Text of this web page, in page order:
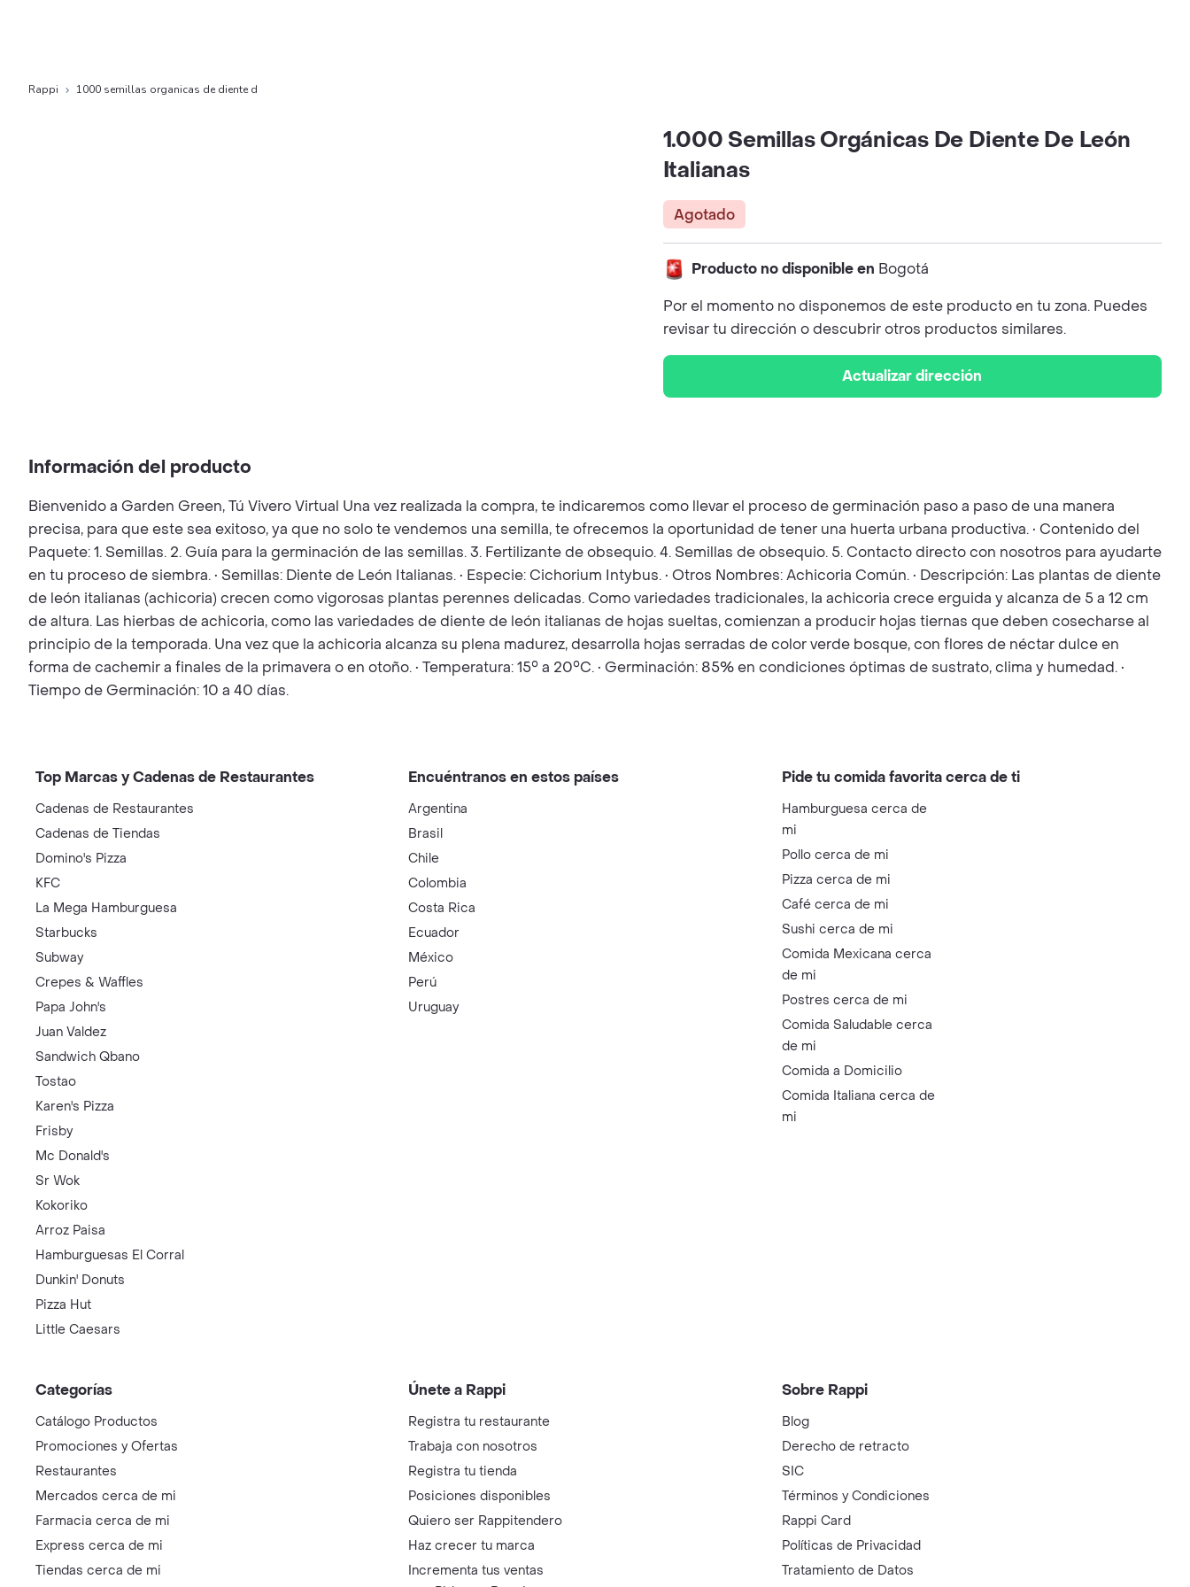
Rappi 1000 semillas organicas de diente d
1.000 Semillas Orgánicas De Diente De León
Italianas
Agotado
Producto no disponible en Bogotá
Por el momento no disponemos de este producto en tu zona. Puedes
revisar tu dirección o descubrir otros productos similares.
Actualizar dirección
Información del producto
Bienvenido a Garden Green, Tú Vivero Virtual Una vez realizada la compra, te indicaremos como llevar el proceso de germinación paso a paso de una manera
precisa, para que este sea exitoso, ya que no solo te vendemos una semilla, te ofrecemos la oportunidad de tener una huerta urbana productiva. • Contenido del
Paquete: 1. Semillas. 2. Guía para la germinación de las semillas. 3. Fertilizante de obsequio. 4. Semillas de obsequio. 5. Contacto directo con nosotros para ayudarte
en tu proceso de siembra. • Semillas: Diente de León Italianas. • Especie: Cichorium Intybus. • Otros Nombres: Achicoria Común. • Descripción: Las plantas de diente
de león italianas (achicoria) crecen como vigorosas plantas perennes delicadas. Como variedades tradicionales, la achicoria crece erguida y alcanza de 5 a 12 cm
de altura. Las hierbas de achicoria, como las variedades de diente de león italianas de hojas sueltas, comienzan a producir hojas tiernas que deben cosecharse al
principio de la temporada. Una vez que la achicoria alcanza su plena madurez, desarrolla hojas serradas de color verde bosque, con flores de néctar dulce en
forma de cachemir a finales de la primavera o en otoño. • Temperatura: 15° a 20°C. • Germinación: 85% en condiciones óptimas de sustrato, clima y humedad. •
Tiempo de Germinación: 10 a 40 días.
Top Marcas y Cadenas de Restaurantes
Cadenas de Restaurantes
Cadenas de Tiendas
Domino's Pizza
KFC
La Mega Hamburguesa
Starbucks
Subway
Crepes & Waffles
Papa John's
Juan Valdez
Sandwich Qbano
Tostao
Karen's Pizza
Frisby
Mc Donald's
Sr Wok
Kokoriko
Arroz Paisa
Hamburguesas El Corral
Dunkin' Donuts
Pizza Hut
Little Caesars
Encuéntranos en estos países
Argentina
Brasil
Chile
Colombia
Costa Rica
Ecuador
México
Perú
Uruguay
Pide tu comida favorita cerca de ti
Hamburguesa cerca de
mi
Pollo cerca de mi
Pizza cerca de mi
Café cerca de mi
Sushi cerca de mi
Comida Mexicana cerca
de mi
Postres cerca de mi
Comida Saludable cerca
de mi
Comida a Domicilio
Comida Italiana cerca de
mi
Categorías
Catálogo Productos
Promociones y Ofertas
Restaurantes
Mercados cerca de mi
Farmacia cerca de mi
Express cerca de mi
Tiendas cerca de mi
Únete a Rappi
Registra tu restaurante
Trabaja con nosotros
Registra tu tienda
Posiciones disponibles
Quiero ser Rappitendero
Haz crecer tu marca
Incrementa tus ventas
Sobre Rappi
Blog
Derecho de retracto
SIC
Términos y Condiciones
Rappi Card
Políticas de Privacidad
Tratamiento de Datos